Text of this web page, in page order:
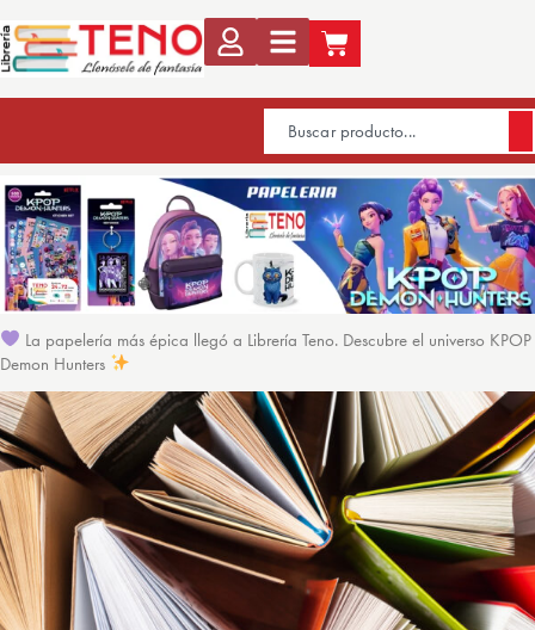
La papelería más épica llegó a Librería Teno. Descubre el universo KPOP
Demon Hunters